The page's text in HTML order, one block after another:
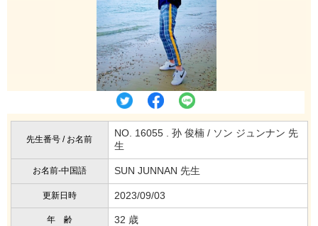
先生番号 / お名前
NO. 16055 . 孙 俊楠 / ソン ジュンナン 先
生
お名前-中国語 SUN JUNNAN 先生
更新日時 2023/09/03
年 齢 32 歳